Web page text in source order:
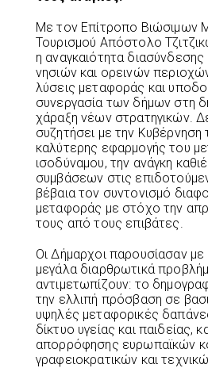
Με τον Επίτροπο Βιώσιμων
Τουρισμού Απόστολο
η αναγκαιότητα
νησιών και ορεινών
λύσεις μεταφοράς και
συνεργασία των δήμων στη
χάραξη νέων στρατηγικών.
συζητήσει με την
καλύτερης εφαρμογής του
ισοδύναμου, την ανάγκη
συμβάσεων στις
βέβαια τον συντονισμό
μεταφοράς με στόχο την
τους από τους επιβάτες.
Οι Δήμαρχοι παρουσίασαν με
μεγάλα διαρθρωτικά
αντιμετωπίζουν: το
την ελλιπή πρόσβαση σε
υψηλές μεταφορικές
δίκτυο υγείας και παιδείας,
απορρόφησης ευρωπαϊκών
γραφειοκρατικών και